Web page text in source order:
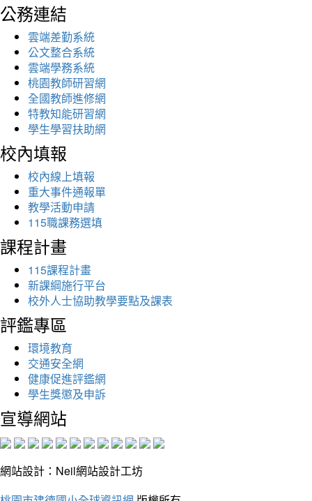
公務連結
雲端差勤系統
公文整合系統
雲端學務系統
桃園教師研習網
全國教師進修網
特教知能研習網
學生學習扶助網
校內填報
校內線上填報
重大事件通報單
教學活動申請
115職課務選填
課程計畫
115課程計畫
新課綱施行平台
校外人士協助教學要點及課表
評鑑專區
環境教育
交通安全網
健康促進評鑑網
學生獎懲及申訴
宣導網站
網站設計：Neil網站設計工坊